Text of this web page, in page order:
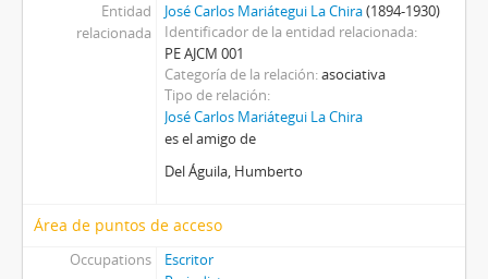
Entidad
relacionada
José Carlos Mariátegui La Chira(1894-1930)
Identificador de la entidad relacionada
PE AJCM 001
Categoría de la relación asociativa
Tipo de relación
José Carlos Mariátegui La Chira
es el amigo de
Del Águila, Humberto
Área de puntos de acceso
Occupations
Escritor